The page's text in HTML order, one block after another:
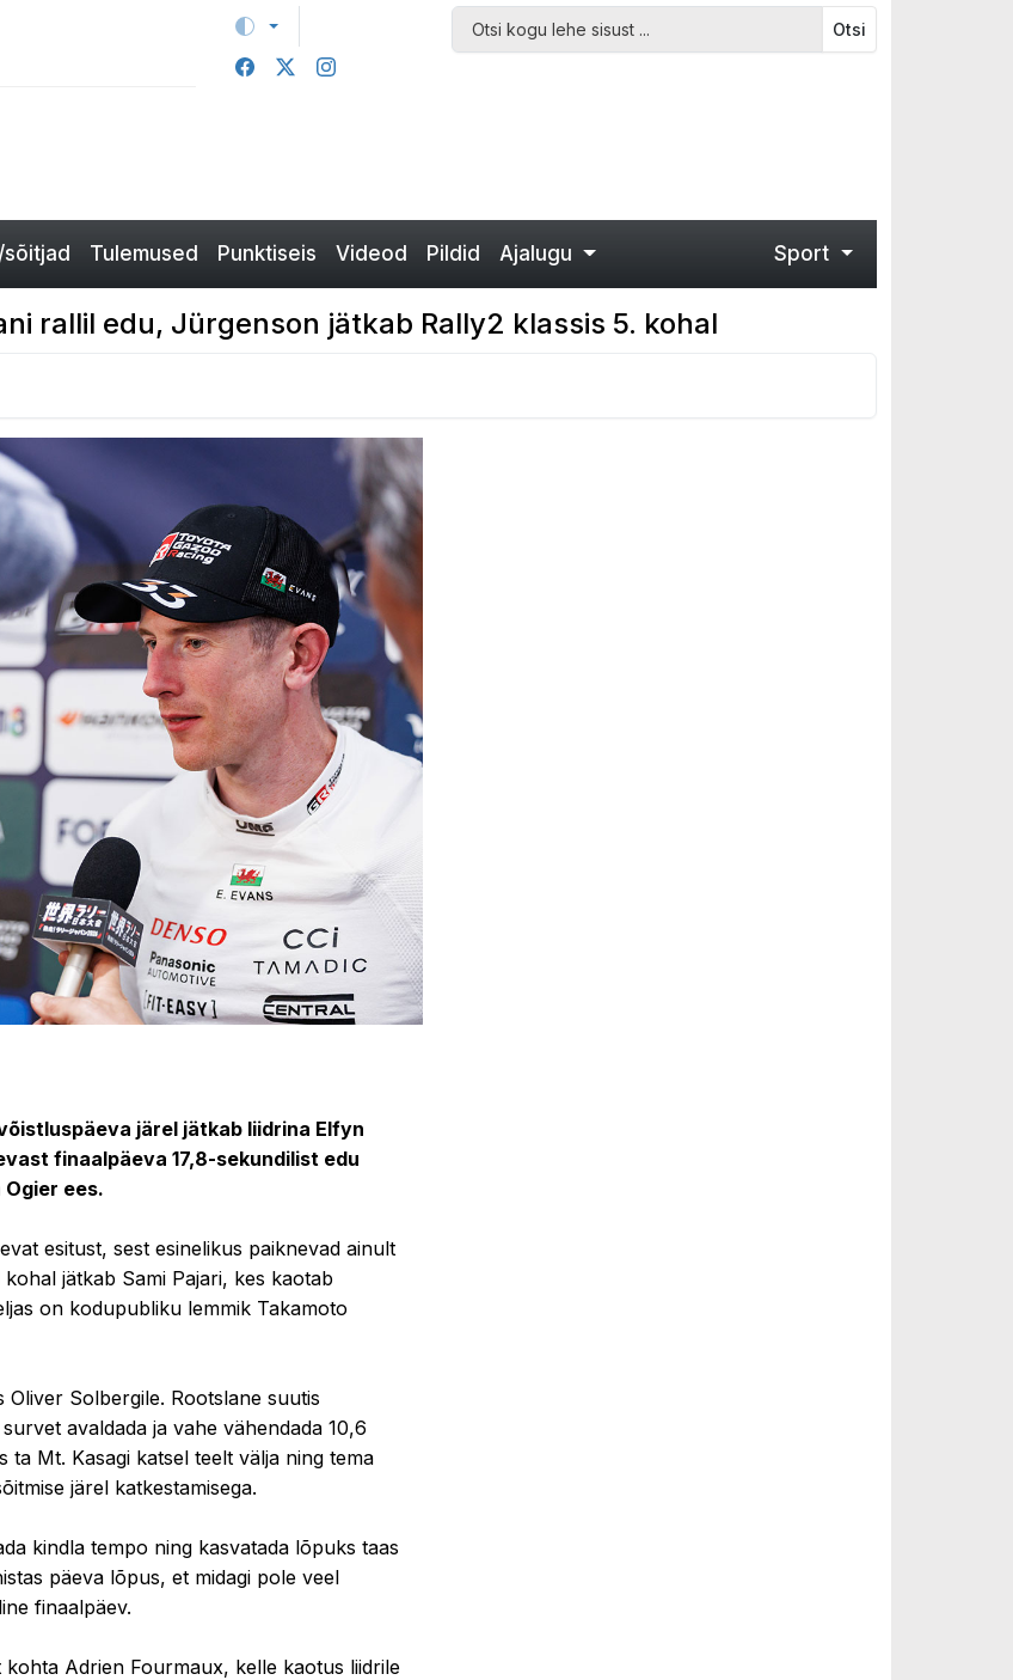
Otsi
Tulemused Punktiseis Videod Pildid Ajalugu Sport
rallil edu, Jürgenson jätkab Rally2 klassis 5. kohal
järel jätkab liidrina Elfyn
finaalpäeva 17,8-sekundilist edu
ees.
esitust, sest esinelikus paiknevad ainult
jätkab Sami Pajari, kes kaotab
on kodupubliku lemmik Takamoto
Solbergile. Rootslane suutis
avaldada ja vahe vähendada 10,6
ta Mt. Kasagi katsel teelt välja ning tema
järel katkestamisega.
kindla tempo ning kasvatada lõpuks taas
päeva lõpus, et midagi pole veel
finaalpäev.
Adrien Fourmaux, kelle kaotus liidrile